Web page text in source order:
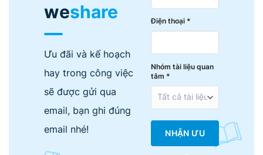
weshare
Ưu đãi và kế hoạch
hay trong công việc
sẽ được gửi qua
email, bạn ghi đúng
email nhé!
Điện thoại *
Nhóm tài liệu quan
tâm *
NHẬN ƯU